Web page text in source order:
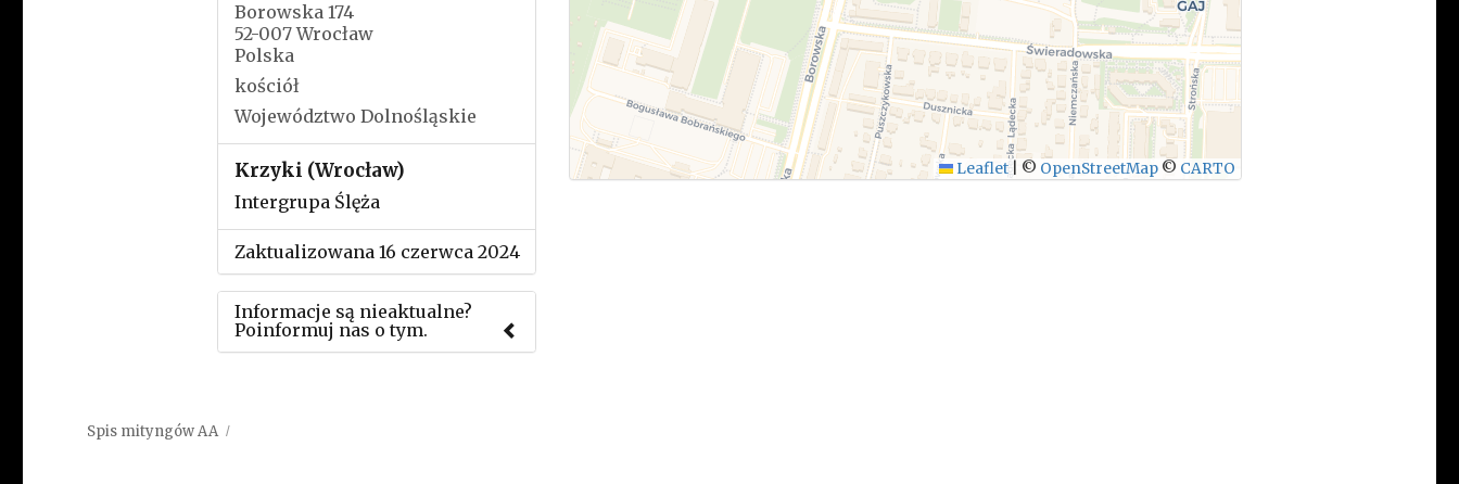
Borowska 174
52-007 Wrocław
Polska
kościół
Województwo Dolnośląskie
Krzyki (Wrocław)
Intergrupa Ślęża
Zaktualizowana 16 czerwca 2024
Informacje są nieaktualne?
Poinformuj nas o tym.
Leaflet © OpenStreetMap © CARTO
Spis mityngów AA